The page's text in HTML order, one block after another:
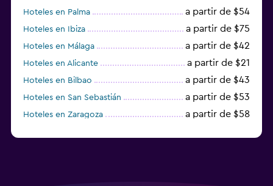
Hoteles en Palma a partir de $54
Hoteles en Ibiza a partir de $75
Hoteles en Málaga a partir de $42
Hoteles en Alicante a partir de $21
Hoteles en Bilbao a partir de $43
Hoteles en San Sebastián a partir de $53
Hoteles en Zaragoza a partir de $58